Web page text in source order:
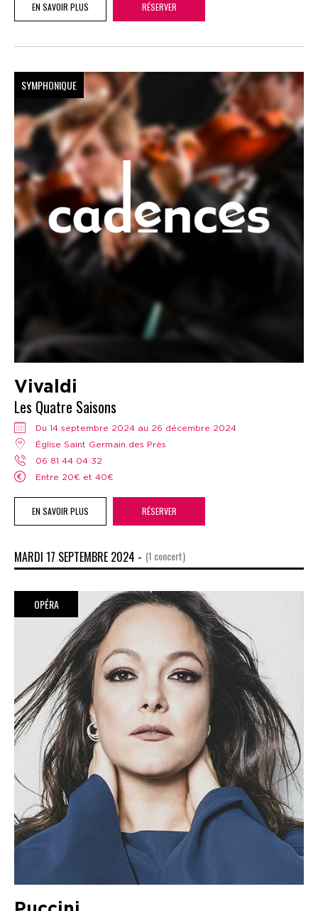
EN SAVOIR PLUS RÉSERVER
SYMPHONIQUE
Vivaldi
Les Quatre Saisons
Du 14 septembre 2024 au 26 décembre 2024
Église Saint Germain des Près
06 81 44 04 32
Entre 20€ et 40€
EN SAVOIR PLUS RÉSERVER
MARDI 17 SEPTEMBRE 2024 - (1 concert)
OPÉRA